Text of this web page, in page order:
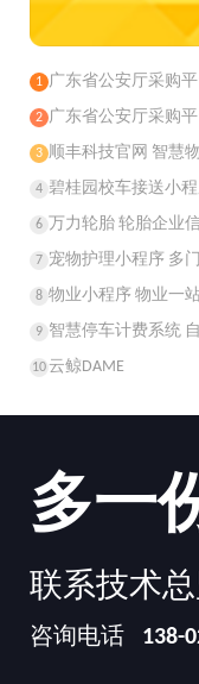
1 广东省公安厅采购
2 广东省公安厅采购
3 顺丰科技官网 智慧
4 碧桂园校车接送小
6 万力轮胎 轮胎企业
7 宠物护理小程序 多
8 物业小程序 物业一
9 智慧停车计费系统
10 云鲸DAME
多一
联系技术
咨询电话 138-